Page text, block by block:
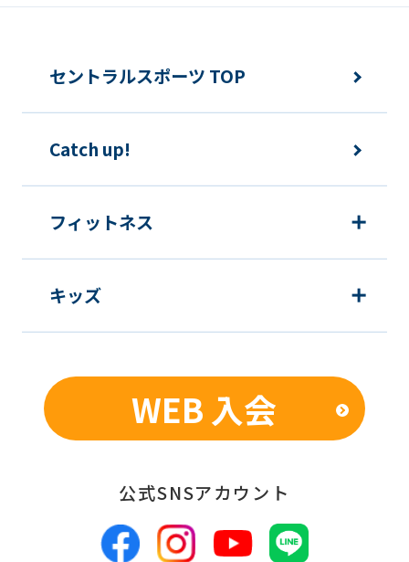
セントラルスポーツ TOP
Catch up!
フィットネス
キッズ
WEB 入会
公式SNSアカウント